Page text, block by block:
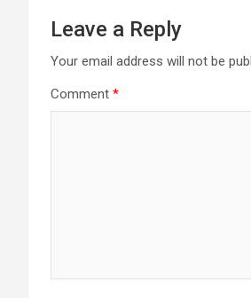
Leave a Reply
Your email address will not be
Comment *